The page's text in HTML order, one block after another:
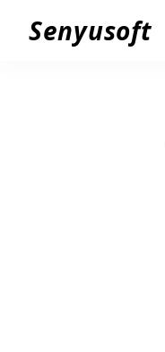
Senyusoft